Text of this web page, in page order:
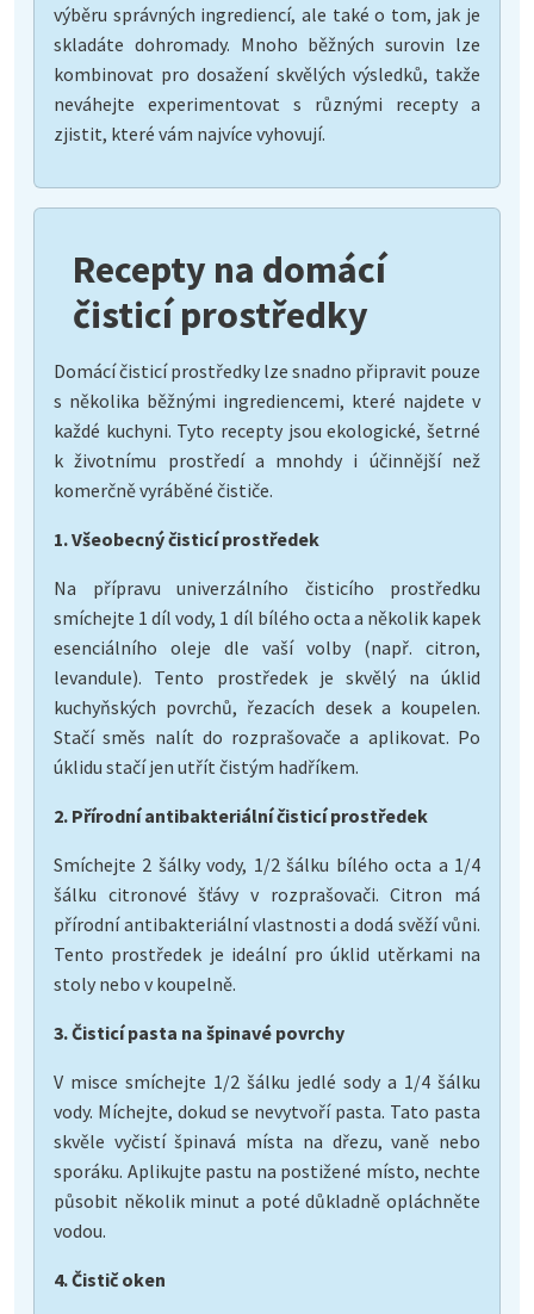
výběru správných ingrediencí, ale také o tom, jak je
skladáte dohromady. Mnoho běžných surovin lze
kombinovat pro dosažení skvělých výsledků, takže
neváhejte experimentovat s různými recepty a
zjistit, které vám najvíce vyhovují.
Recepty na domácí
čisticí prostředky
Domácí čisticí prostředky lze snadno připravit pouze
s několika běžnými ingrediencemi, které najdete v
každé kuchyni. Tyto recepty jsou ekologické, šetrné
k životnímu prostředí a mnohdy i účinnější než
komerčně vyráběné čističe.
1. Všeobecný čisticí prostředek
Na přípravu univerzálního čisticího prostředku
smíchejte 1 díl vody, 1 díl bílého octa a několik kapek
esenciálního oleje dle vaší volby (např. citron,
levandule). Tento prostředek je skvělý na úklid
kuchyňských povrchů, řezacích desek a koupelen.
Stačí směs nalít do rozprašovače a aplikovat. Po
úklidu stačí jen utřít čistým hadříkem.
2. Přírodní antibakteriální čisticí prostředek
Smíchejte 2 šálky vody, 1/2 šálku bílého octa a 1/4
šálku citronové šťávy v rozprašovači. Citron má
přírodní antibakteriální vlastnosti a dodá svěží vůni.
Tento prostředek je ideální pro úklid utěrkami na
stoly nebo v koupelně.
3. Čisticí pasta na špinavé povrchy
V misce smíchejte 1/2 šálku jedlé sody a 1/4 šálku
vody. Míchejte, dokud se nevytvoří pasta. Tato pasta
skvěle vyčistí špinavá místa na dřezu, vaně nebo
sporáku. Aplikujte pastu na postižené místo, nechte
působit několik minut a poté důkladně opláchněte
vodou.
4. Čistič oken